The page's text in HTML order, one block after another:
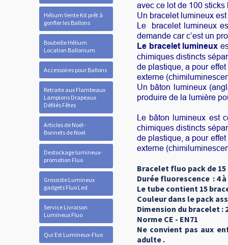
Hélium Vente Kit prêt à
gonfler les Ballons
Bouteille Hélium
Location Ballonium
Accessoires pour Ballons
Retraite aux Flambeaux
Lampions Drapeaux
Défilés Fêtes
Articles de Noël -
Bonnets de Noel
Destockage lumineux-
promotion Fluo
Grossiste Lumineux
gadgets Fluo Led
Service Livraison
Lumineux Fluo
Qui Est Lumineux-Fluo
avec ce lot de 100
Un bracelet lumineux
Le
bracelet lumineux
demande car c’est un
Le bracelet lumineux
chimiques distincts
de plastique, a pour
externe
Un bâton lumineux
produire de la lumière
Le bâton lumineux est
chimiques distincts
de plastique, a pour
externe
Bracelet fluo pack de
Durée fluorescence : 4
Le tube contient 15
Couleur dans le pack
Dimension du bracelet :
Norme CE - EN71
Ne convient pas aux
adulte .